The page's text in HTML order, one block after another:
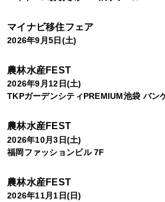
マイナビ移住フェア
2026年9月5日(土)
農林水産FEST
2026年9月12日(土)
TKPガーデンシティPREMIUM池袋 バン
農林水産FEST
2026年10月3日(土)
福岡ファッションビル 7F
農林水産FEST
2026年11月1日(日)